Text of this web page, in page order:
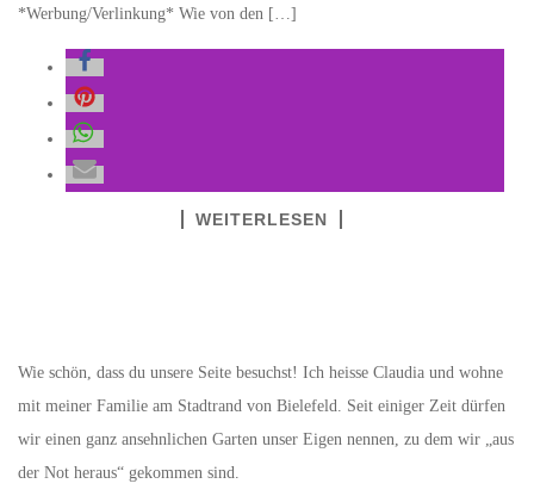
*Werbung/Verlinkung* Wie von den […]
WEITERLESEN
Wie schön, dass du unsere Seite besuchst! Ich heisse Claudia und wohne
mit meiner Familie am Stadtrand von Bielefeld. Seit einiger Zeit dürfen
wir einen ganz ansehnlichen Garten unser Eigen nennen, zu dem wir „aus
der Not heraus“ gekommen sind.